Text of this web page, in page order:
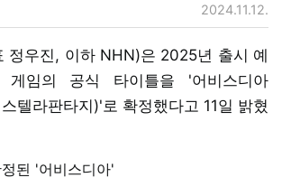
2024.11.12.
정우진, 이하 NHN)은 2025년 출시 예
게임의 공식 타이틀을 '어비스디아
텔라판타지)'로 확정했다고 11일 밝혔